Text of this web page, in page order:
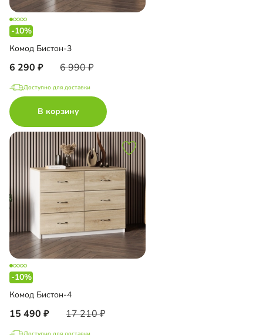
-10%
Комод Бистон-3
6 290 6 990
Доступно для доставки
В корзину
-10%
Комод Бистон-4
15 490 17 210